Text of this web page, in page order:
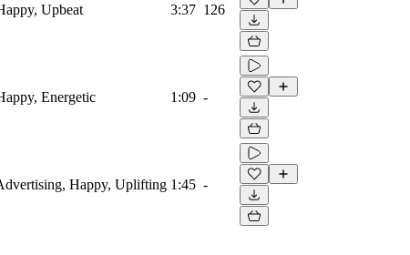
Upbeat 3:37 126
Energetic 1:09 -
Happy, Uplifting 1:45 -